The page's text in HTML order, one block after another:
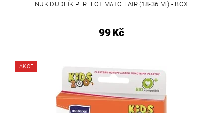
NUK DUDLÍK PERFECT MATCH AIR (18-36 M.) - BOX
99 Kč
AKCE